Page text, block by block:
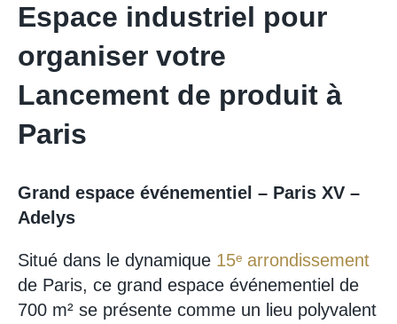
Espace industriel pour
organiser votre
Lancement de produit à
Paris
Grand espace événementiel – Paris XV –
Adelys
Situé dans le dynamique 15ᵉ arrondissement
de Paris, ce grand espace événementiel de
700 m² se présente comme un lieu polyvalent